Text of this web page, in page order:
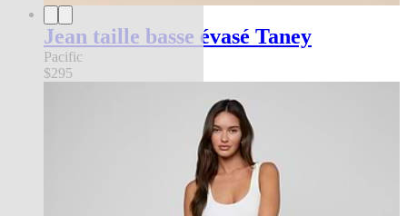
Jean taille basse évasé Taney
Pacific
$295